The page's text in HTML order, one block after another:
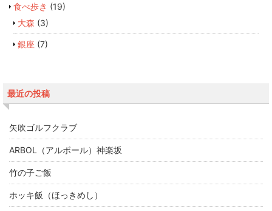
食べ歩き (19)
大森 (3)
銀座 (7)
最近の投稿
矢吹ゴルフクラブ
ARBOL（アルボール）神楽坂
竹の子ご飯
ホッキ飯（ほっきめし）